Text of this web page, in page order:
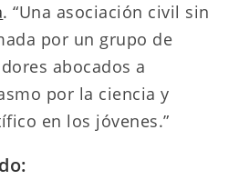
. “Una asociación civil sin
por un grupo de
abocados a
por la ciencia y
en los jóvenes.”